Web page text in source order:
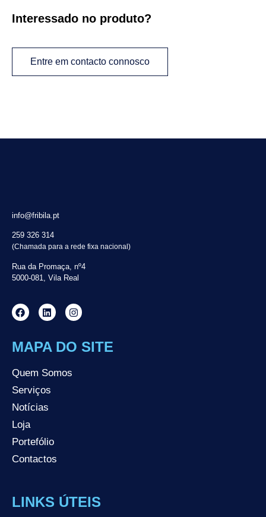
Interessado no produto?
Entre em contacto connosco
info@fribila.pt
259 326 314
(Chamada para a rede fixa nacional)
Rua da Promaça, nº4
5000-081, Vila Real
MAPA DO SITE
Quem Somos
Serviços
Notícias
Loja
Portefólio
Contactos
LINKS ÚTEIS